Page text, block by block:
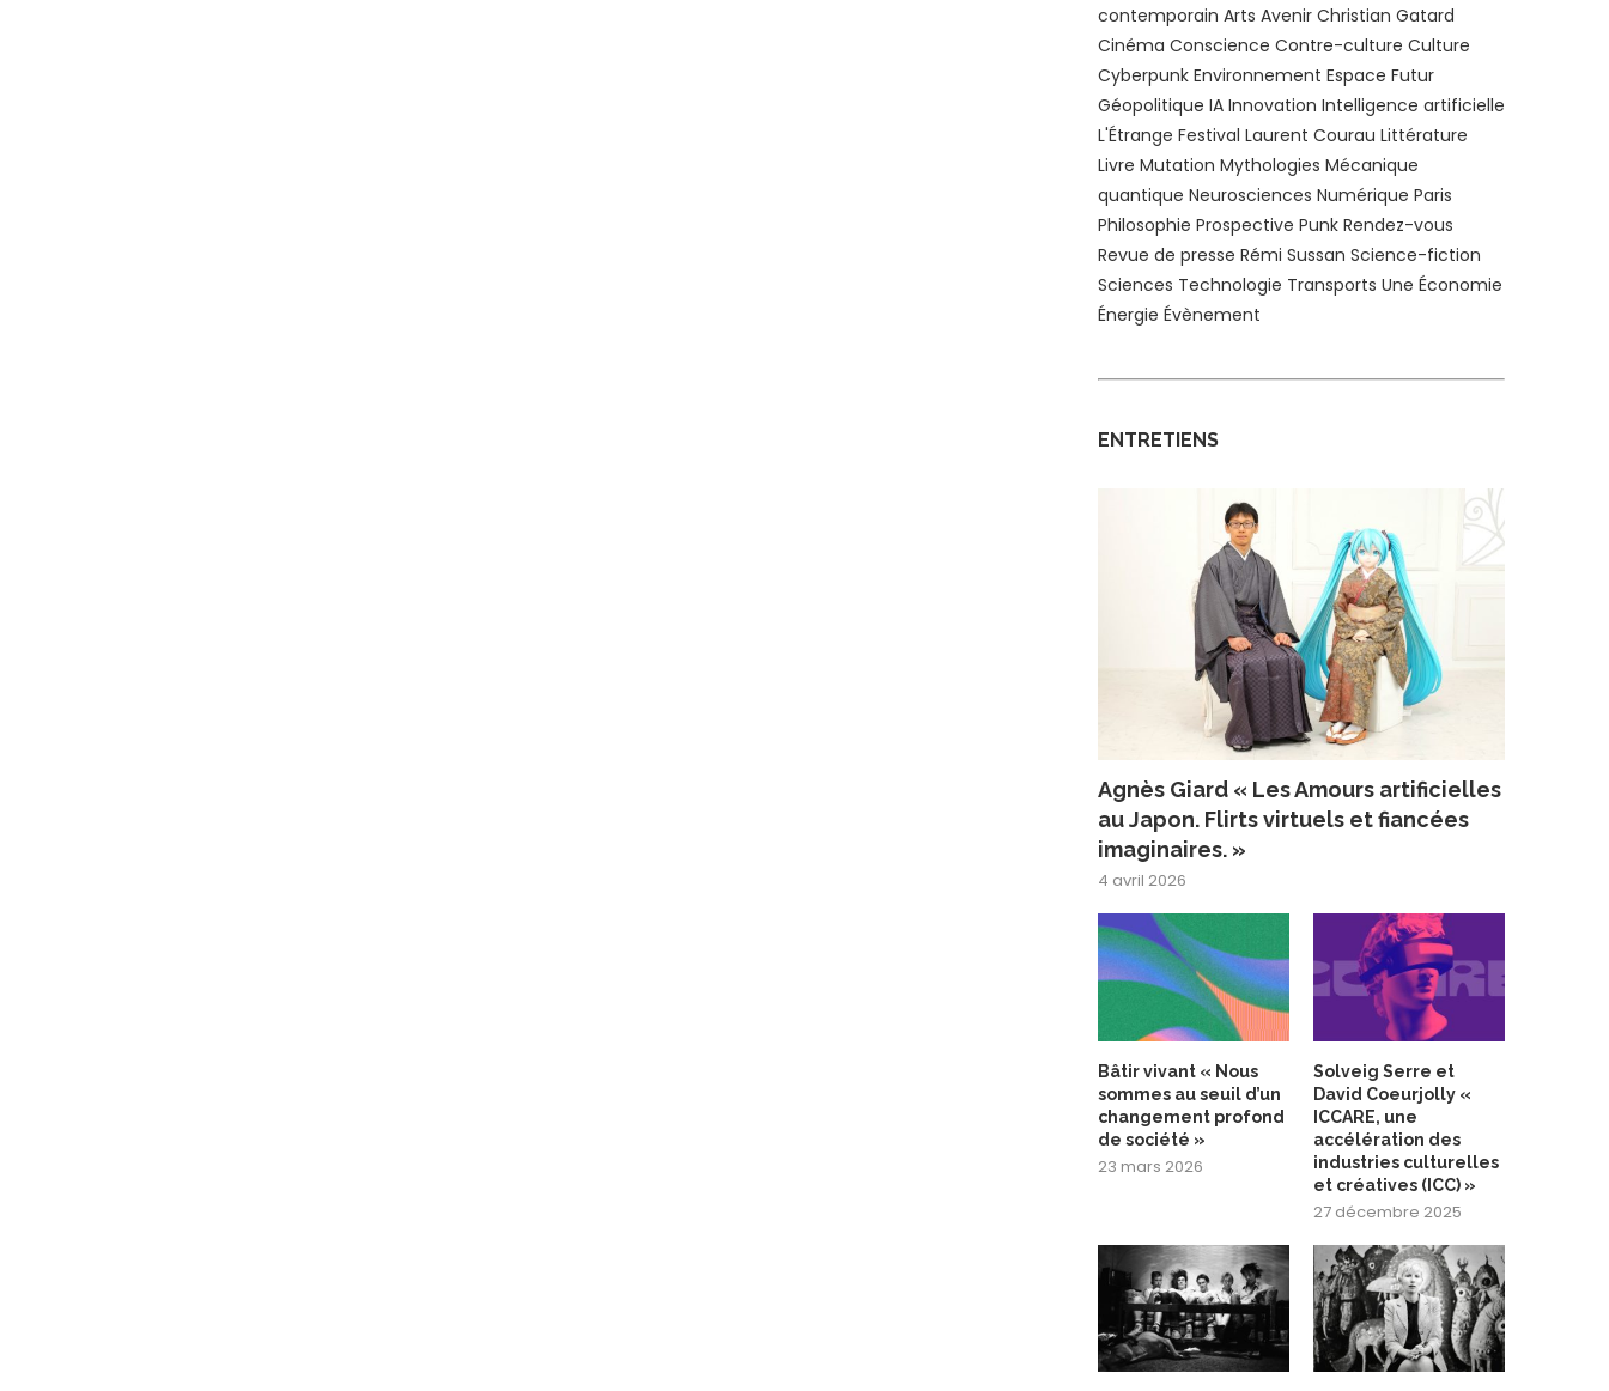
contemporain Arts Avenir Christian Gatard
Cinéma Conscience Contre-culture Culture
Cyberpunk Environnement Espace Futur
Géopolitique IA Innovation Intelligence artificielle
L'Étrange Festival Laurent Courau Littérature
Livre Mutation Mythologies Mécanique
quantique Neurosciences Numérique Paris
Philosophie Prospective Punk Rendez-vous
Revue de presse Rémi Sussan Science-fiction
Sciences Technologie Transports Une Économie
Énergie Évènement
ENTRETIENS
Agnès Giard « Les Amours artificielles
au Japon. Flirts virtuels et fiancées
imaginaires. »
4 avril 2026
Bâtir vivant « Nous
sommes au seuil d’un
changement profond
de société »
23 mars 2026
Solveig Serre et
David Coeurjolly «
ICCARE, une
accélération des
industries culturelles
et créatives (ICC) »
27 décembre 2025